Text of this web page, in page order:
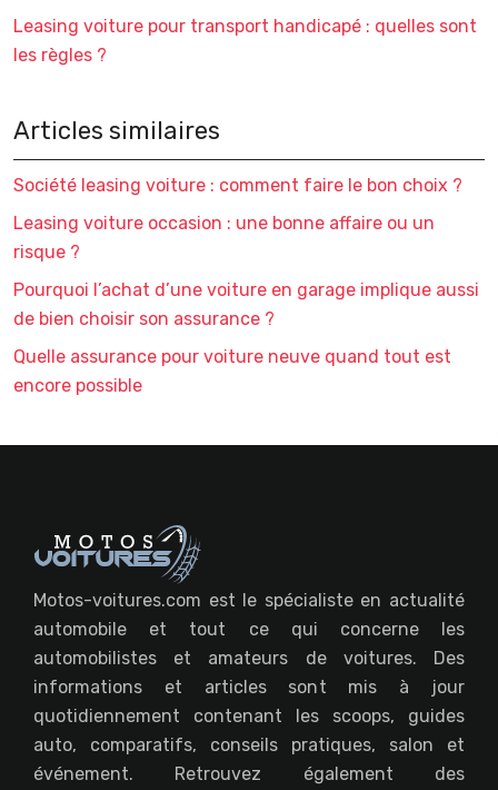
Leasing voiture pour transport handicapé : quelles sont
les règles ?
Articles similaires
Société leasing voiture : comment faire le bon choix ?
Leasing voiture occasion : une bonne affaire ou un
risque ?
Pourquoi l’achat d’une voiture en garage implique aussi
de bien choisir son assurance ?
Quelle assurance pour voiture neuve quand tout est
encore possible
Motos-voitures.com est le spécialiste en actualité
automobile et tout ce qui concerne les
automobilistes et amateurs de voitures. Des
informations et articles sont mis à jour
quotidiennement contenant les scoops, guides
auto, comparatifs, conseils pratiques, salon et
événement. Retrouvez également des